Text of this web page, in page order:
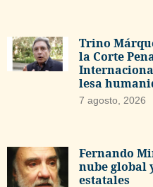
Trino
la Corte
lesa
7 agosto, 2026
Fernando
nube global
estatales